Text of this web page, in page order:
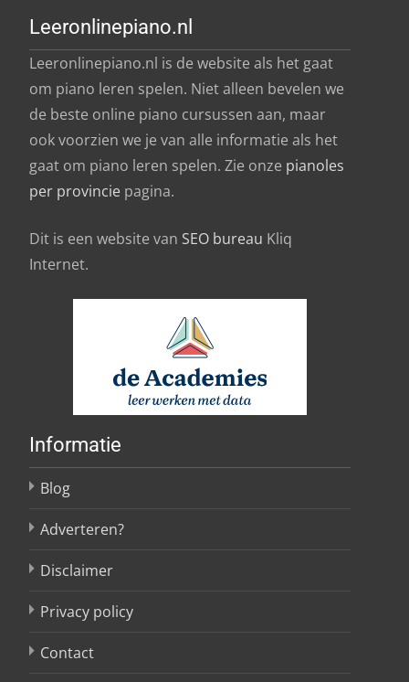
Leeronlinepiano.nl
Leeronlinepiano.nl is de website als het gaat
om piano leren spelen. Niet alleen bevelen we
de beste online piano cursussen aan, maar
ook voorzien we je van alle informatie als het
gaat om piano leren spelen. Zie onze pianoles
per provincie pagina.
Dit is een website van SEO bureau Kliq
Internet.
Informatie
Blog
Adverteren?
Disclaimer
Privacy policy
Contact